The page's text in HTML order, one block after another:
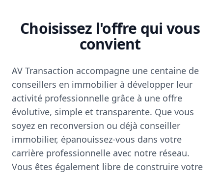
Choisissez l'offre qui vous
convient
AV Transaction accompagne une centaine de
conseillers en immobilier à développer leur
activité professionnelle grâce à une offre
évolutive, simple et transparente. Que vous
soyez en reconversion ou déjà conseiller
immobilier, épanouissez-vous dans votre
carrière professionnelle avec notre réseau.
Vous êtes également libre de construire votre